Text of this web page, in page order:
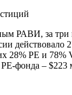
РАВИ, за три
действовало
28% PE и 78%
PE-фонда –